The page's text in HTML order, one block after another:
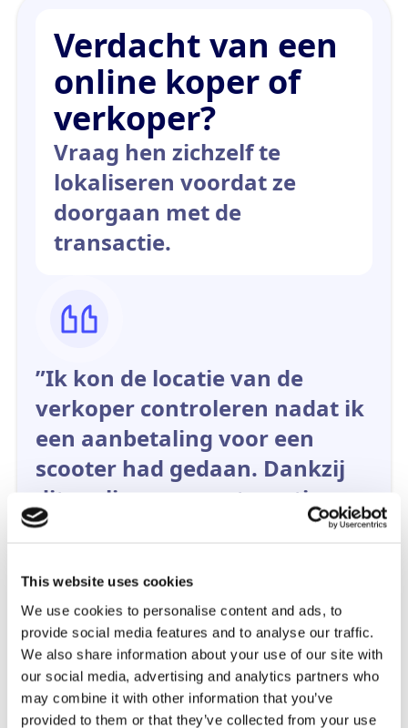
This website uses cookies
We use cookies to personalise content and ads, to
provide social media features and to analyse our traffic.
We also share information about your use of our site with
our social media, advertising and analytics partners who
may combine it with other information that you’ve
provided to them or that they’ve collected from your use
Verdacht van een
online koper of
verkoper?
Vraag hen zichzelf te
lokaliseren voordat ze
doorgaan met de
transactie.
”Ik kon de locatie van de
verkoper controleren nadat ik
een aanbetaling voor een
scooter had gedaan. Dankzij
dit verliep onze ontmoeting
soepel en ging alles goed!”